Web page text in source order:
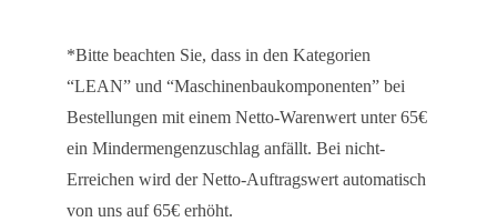
*Bitte beachten Sie, dass in den Kategorien
“LEAN” und “Maschinenbaukomponenten” bei
Bestellungen mit einem Netto-Warenwert unter 65€
ein Mindermengenzuschlag anfällt. Bei nicht-
Erreichen wird der Netto-Auftragswert automatisch
von uns auf 65€ erhöht.